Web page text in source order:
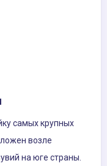
самых крупных
возле
на юге страны.